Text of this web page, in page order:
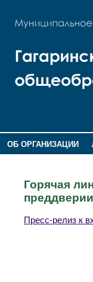
ОБ ОРГАНИЗАЦИИ
Горячая
Пресс-релиз к